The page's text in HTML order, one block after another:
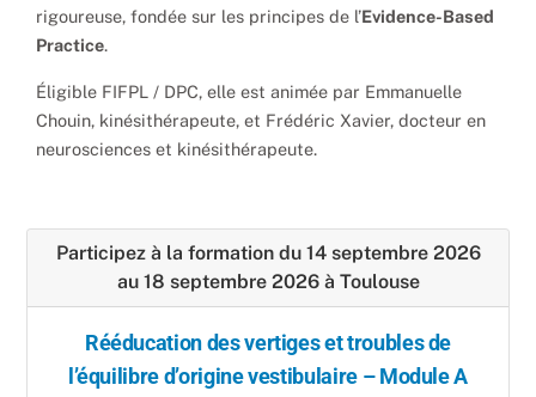
rigoureuse, fondée sur les principes de l’Evidence-Based
Practice.
Éligible FIFPL / DPC, elle est animée par Emmanuelle
Chouin, kinésithérapeute, et Frédéric Xavier, docteur en
neurosciences et kinésithérapeute.
Participez à la formation du 14 septembre 2026
au 18 septembre 2026 à Toulouse
Rééducation des vertiges et troubles de
l’équilibre d’origine vestibulaire – Module A